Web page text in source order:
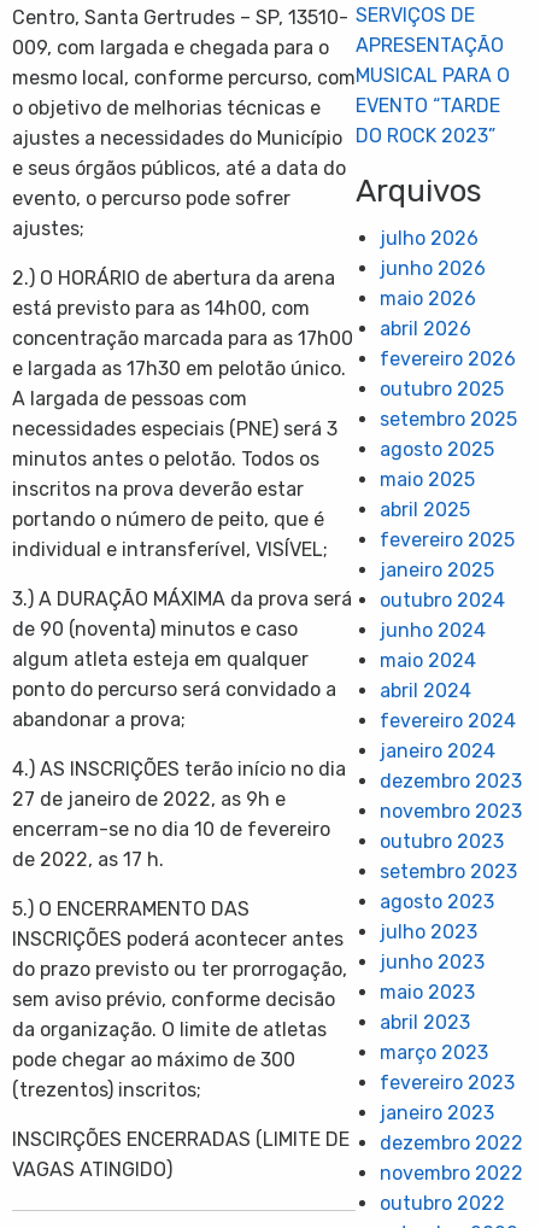
Centro, Santa Gertrudes – SP, 13510-
009, com largada e chegada para o
mesmo local, conforme percurso, com
o objetivo de melhorias técnicas e
ajustes a necessidades do Município
e seus órgãos públicos, até a data do
evento, o percurso pode sofrer
ajustes;
2.) O HORÁRIO de abertura da arena
está previsto para as 14h00, com
concentração marcada para as 17h00
e largada as 17h30 em pelotão único.
A largada de pessoas com
necessidades especiais (PNE) será 3
minutos antes o pelotão. Todos os
inscritos na prova deverão estar
portando o número de peito, que é
individual e intransferível, VISÍVEL;
3.) A DURAÇÃO MÁXIMA da prova será
de 90 (noventa) minutos e caso
algum atleta esteja em qualquer
ponto do percurso será convidado a
abandonar a prova;
4.) AS INSCRIÇÕES terão início no dia
27 de janeiro de 2022, as 9h e
encerram-se no dia 10 de fevereiro
de 2022, as 17 h.
5.) O ENCERRAMENTO DAS
INSCRIÇÕES poderá acontecer antes
do prazo previsto ou ter prorrogação,
sem aviso prévio, conforme decisão
da organização. O limite de atletas
pode chegar ao máximo de 300
(trezentos) inscritos;
INSCIRÇÕES ENCERRADAS (LIMITE DE
VAGAS ATINGIDO)
SERVIÇOS DE
APRESENTAÇÃO
MUSICAL PARA O
EVENTO “TARDE
DO ROCK 2023”
Arquivos
julho 2026
junho 2026
maio 2026
abril 2026
fevereiro 2026
outubro 2025
setembro 2025
agosto 2025
maio 2025
abril 2025
fevereiro 2025
janeiro 2025
outubro 2024
junho 2024
maio 2024
abril 2024
fevereiro 2024
janeiro 2024
dezembro 2023
novembro 2023
outubro 2023
setembro 2023
agosto 2023
julho 2023
junho 2023
maio 2023
abril 2023
março 2023
fevereiro 2023
janeiro 2023
dezembro 2022
novembro 2022
outubro 2022